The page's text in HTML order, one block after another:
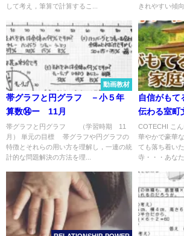
して考え，筆算で計算するこ...
きれやすい傾
動画教材
帯グラフと円グラフ －小５年
算数⑭ー 11月
帯グラフと円グラフ （学習時期 11
月） 単元の目標 帯グラフや円グラフの
特徴とそれらの用い方を理解し，一連の統
計的な問題解決の方法を理...
自信がもて
伝わる室
＜家庭学習
COTECHI こん
華やかで豪華
ても落ち着い
寺・・・あなた